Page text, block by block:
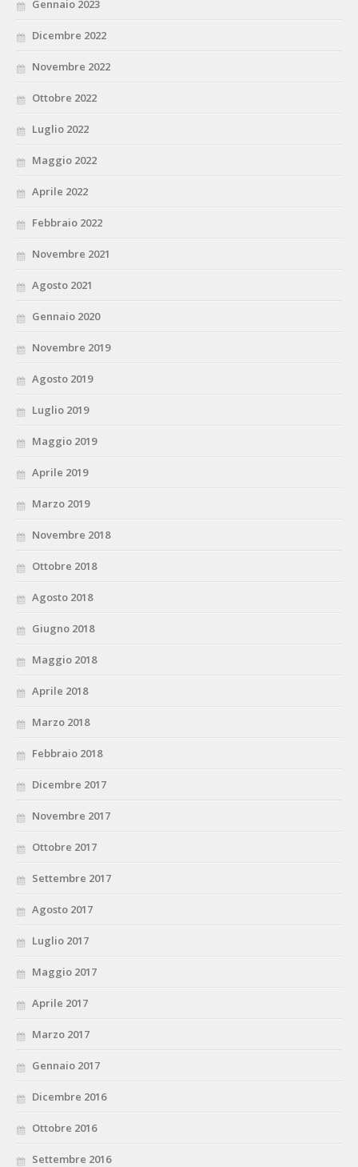
Gennaio 2023
Dicembre 2022
Novembre 2022
Ottobre 2022
Luglio 2022
Maggio 2022
Aprile 2022
Febbraio 2022
Novembre 2021
Agosto 2021
Gennaio 2020
Novembre 2019
Agosto 2019
Luglio 2019
Maggio 2019
Aprile 2019
Marzo 2019
Novembre 2018
Ottobre 2018
Agosto 2018
Giugno 2018
Maggio 2018
Aprile 2018
Marzo 2018
Febbraio 2018
Dicembre 2017
Novembre 2017
Ottobre 2017
Settembre 2017
Agosto 2017
Luglio 2017
Maggio 2017
Aprile 2017
Marzo 2017
Gennaio 2017
Dicembre 2016
Ottobre 2016
Settembre 2016